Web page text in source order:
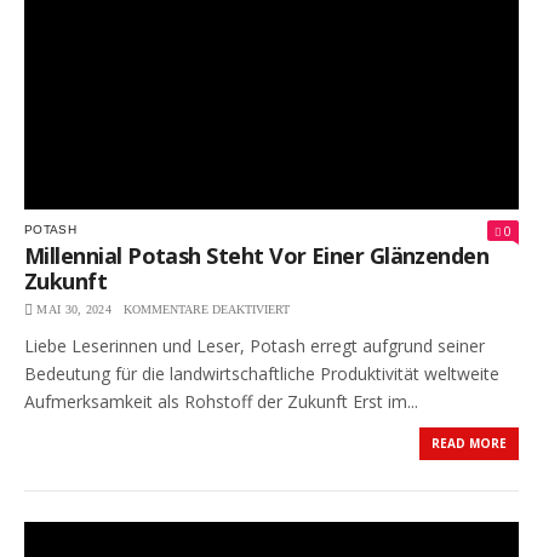
POTASH 0
Millennial Potash Steht Vor Einer Glänzenden
Zukunft
MAI 30, 2024 KOMMENTARE DEAKTIVIERTFÜR
POTASH
STEHT
EINER
Liebe Leserinnen und Leser, Potash erregt aufgrund seiner
Bedeutung für die landwirtschaftliche Produktivität weltweite
Aufmerksamkeit als Rohstoff der Zukunft Erst im...
READ MORE